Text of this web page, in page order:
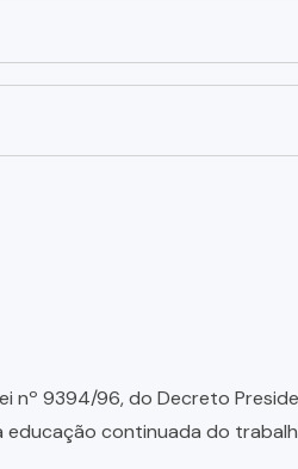
9394/96, do Decreto
educação continuada do